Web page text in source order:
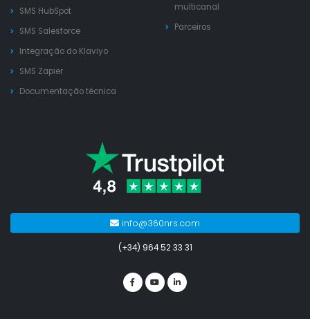
SMS HubSpot
SMS Salesforce
Integração do Klaviyo
SMS Zapier
Documentação técnica
multicanal
Parceiros
info@360nrs.com
(+34) 964 52 33 31